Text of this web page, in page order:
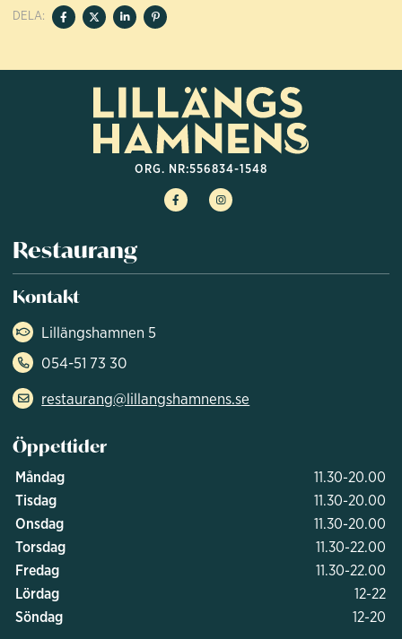
DELA:
ORG. NR:556834-1548
Restaurang
Kontakt
Lillängshamnen 5
054-51 73 30
restaurang@lillangshamnens.se
Öppettider
Måndag
11.30-20.00
Tisdag
11.30-20.00
Onsdag
11.30-20.00
Torsdag
11.30-22.00
Fredag
11.30-22.00
Lördag
12-22
Söndag
12-20